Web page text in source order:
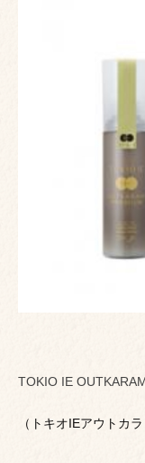
TOKIO IE
（トキオIEアウトカ